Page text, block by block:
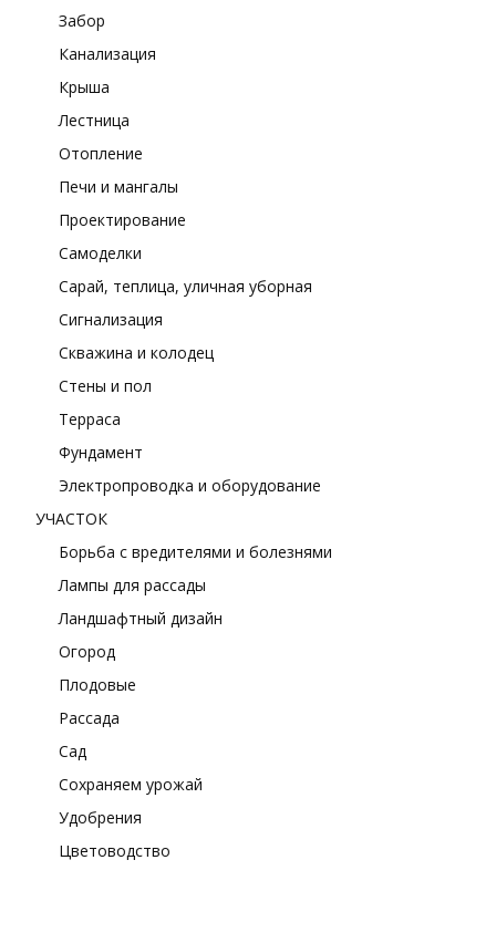
Забор
Канализация
Крыша
Лестница
Отопление
Печи и мангалы
Проектирование
Самоделки
Сарай, теплица, уличная уборная
Сигнализация
Скважина и колодец
Стены и пол
Терраса
Фундамент
Электропроводка и оборудование
УЧАСТОК
Борьба с вредителями и болезнями
Лампы для рассады
Ландшафтный дизайн
Огород
Плодовые
Рассада
Сад
Сохраняем урожай
Удобрения
Цветоводство